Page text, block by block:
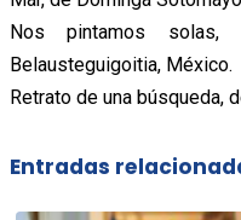
Nos pintamos
Belausteguigoitia, México.
Retrato de una búsqueda,
Entradas